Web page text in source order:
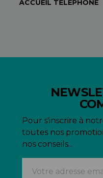
ACCUEIL TÉLÉPHONE
Pour s'inscrire à
toutes nos
nos conseils...